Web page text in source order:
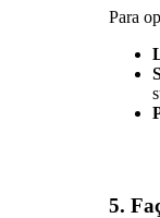
Para
5.